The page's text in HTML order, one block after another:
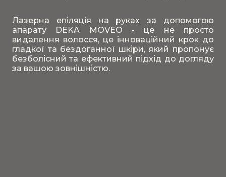
Лазерна епіляція на руках за допомогою
апарату DEKA MOVEO - це не просто
видалення волосся, це інноваційний крок до
гладкої та бездоганної шкіри, який пропонує
безболісний та ефективний підхід до догляду
за вашою зовнішністю.